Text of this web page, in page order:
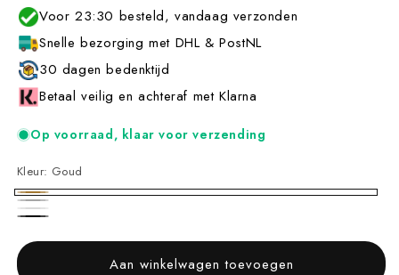
Voor 23:30 besteld, vandaag verzonden
Snelle bezorging met DHL & PostNL
30 dagen bedenktijd
Betaal veilig en achteraf met Klarna
Op voorraad, klaar voor verzending
Kleur: Goud
Goud
Zilver
Wit
Aan winkelwagen toevoegen